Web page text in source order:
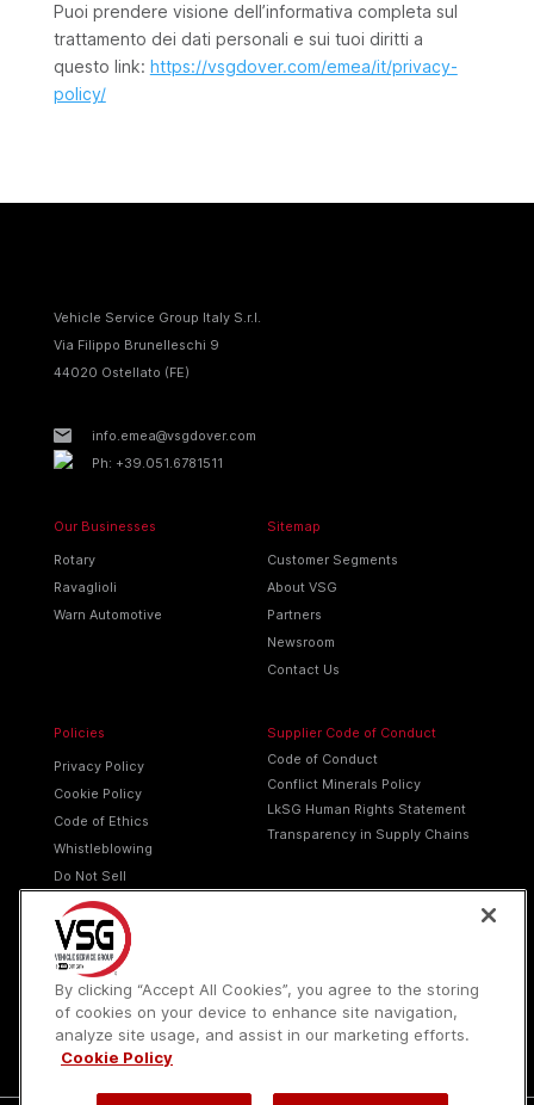
Puoi prendere visione dell’informativa completa sul
trattamento dei dati personali e sui tuoi diritti a
questo link: https://vsgdover.com/emea/it/privacy-
policy/
Vehicle Service Group Italy S.r.I.
Via Filippo Brunelleschi 9
44020 Ostellato (FE)
info.emea@vsgdover.com
Ph: +39.051.6781511
Our Businesses
Rotary
Ravaglioli
Warn Automotive
Sitemap
Customer Segments
About VSG
Partners
Newsroom
Contact Us
Policies
Privacy Policy
Cookie Policy
Code of Ethics
Whistleblowing
Do Not Sell
Terms of Service
Packaging disposal
Supplier Code of Conduct
Code of Conduct
Conflict Minerals Policy
LkSG Human Rights Statement
Transparency in Supply Chains
By clicking “Accept All Cookies”, you agree to the storing
of cookies on your device to enhance site navigation,
analyze site usage, and assist in our marketing efforts.
Cookie Policy